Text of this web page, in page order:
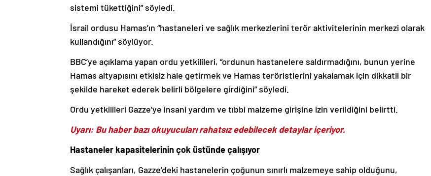
sistemi tükettiğini” söyledi.
İsrail ordusu Hamas’ın “hastaneleri ve sağlık merkezlerini terör aktivitelerinin merkezi olarak
kullandığını” söylüyor.
BBC’ye açıklama yapan ordu yetkilileri, “ordunun hastanelere saldırmadığını, bunun yerine
Hamas altyapısını etkisiz hale getirmek ve Hamas teröristlerini yakalamak için dikkatli bir
şekilde hareket ederek belirli bölgelere girdiğini” söyledi.
Ordu yetkilileri Gazze’ye insani yardım ve tıbbi malzeme girişine izin verildiğini belirtti.
Uyarı: Bu haber bazı okuyucuları rahatsız edebilecek detaylar içeriyor.
Hastaneler kapasitelerinin çok üstünde çalışıyor
Sağlık çalışanları, Gazze’deki hastanelerin çoğunun sınırlı malzemeye sahip olduğunu,